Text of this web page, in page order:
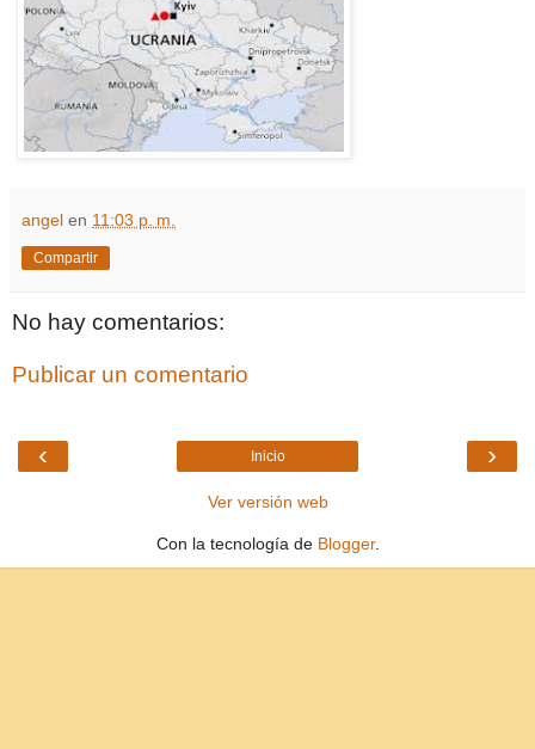
angel en 11:03 p. m.
Compartir
No hay comentarios:
Publicar un comentario
‹ ›
Inicio
Ver versión web
Con la tecnología de Blogger.